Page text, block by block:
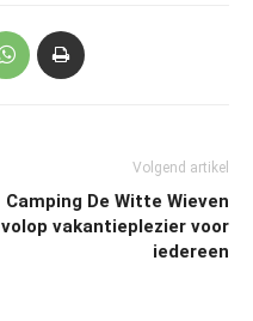
Volgend artikel
Camping De Witte Wieven
volop vakantieplezier voor
iedereen